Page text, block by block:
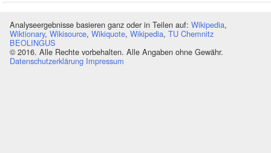
Analyseergebnisse basieren ganz oder in Teilen auf: Wikipedia,
Wiktionary, Wikisource, Wikiquote, Wikipedia, TU Chemnitz
BEOLINGUS
© 2016. Alle Rechte vorbehalten. Alle Angaben ohne Gewähr.
Datenschutzerklärung Impressum